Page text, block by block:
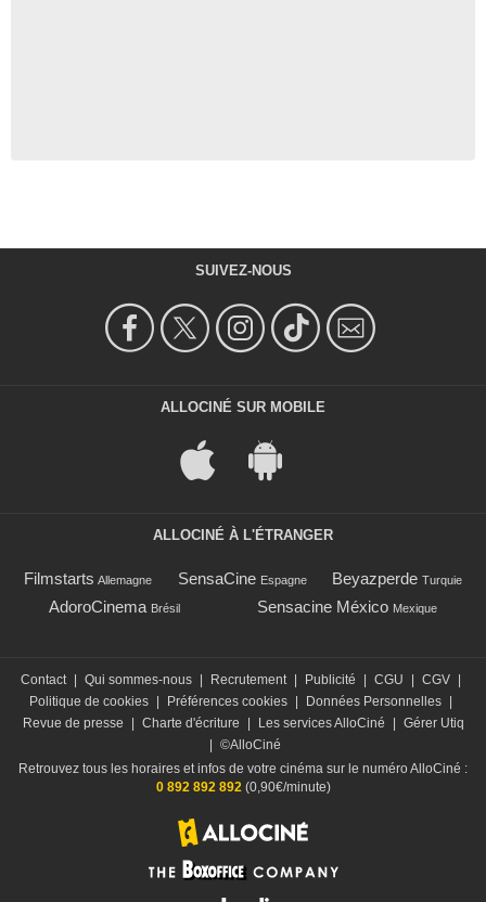
SUIVEZ-NOUS
ALLOCINÉ SUR MOBILE
ALLOCINÉ À L'ÉTRANGER
Filmstarts Allemagne SensaCine Espagne Beyazperde Turquie
AdoroCinema Brésil Sensacine México Mexique
Contact | Qui sommes-nous | Recrutement | Publicité | CGU | CGV |
Politique de cookies | Préférences cookies | Données Personnelles |
Revue de presse
| Charte d'écriture | Les services AlloCiné | Gérer Utiq
| ©AlloCiné
Retrouvez tous les horaires et infos de votre cinéma sur le numéro AlloCiné :
0 892 892 892(0,90€/minute)